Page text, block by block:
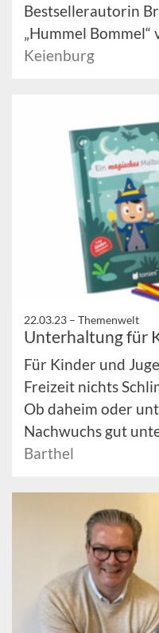
Bestsellerautorin
„Hummel Bommel“
Keienburg
22.03.23 – Themenwelt
Unterhaltung für
Für Kinder und
Freizeit nichts
Ob daheim oder
Nachwuchs gut
Barthel